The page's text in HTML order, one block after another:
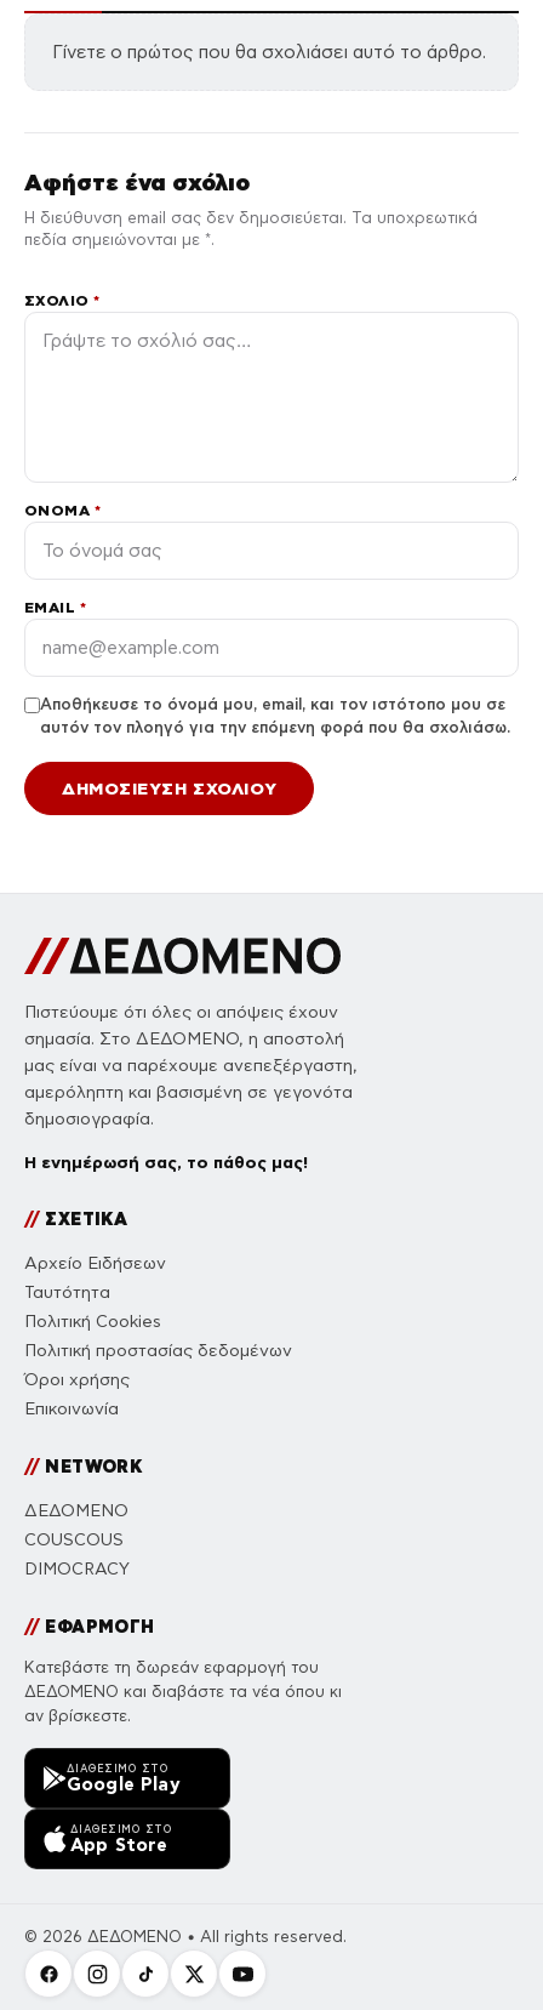
Γίνετε ο πρώτος που θα σχολιάσει αυτό το άρθρο.
Αφήστε ένα σχόλιο
Η διεύθυνση email σας δεν δημοσιεύεται. Τα υποχρεωτικά
πεδία σημειώνονται με *.
ΣΧΌΛΙΟ*
ΌΝΟΜΑ *
EMAIL *
Αποθήκευσε το όνομά μου, email, και τον ιστότοπο μου σε
αυτόν τον πλοηγό για την επόμενη φορά που θα σχολιάσω.
Πιστεύουμε ότι όλες οι απόψεις έχουν
σημασία. Στο ΔΕΔΟΜΕΝΟ, η αποστολή
μας είναι να παρέχουμε ανεπεξέργαστη,
αμερόληπτη και βασισμένη σε γεγονότα
δημοσιογραφία.
Η ενημέρωσή σας, το πάθος μας!
//ΣΧΕΤΙΚΑ
Αρχείο Ειδήσεων
Ταυτότητα
Πολιτική Cookies
Πολιτική προστασίας δεδομένων
Όροι χρήσης
Επικοινωνία
//NETWORK
ΔΕΔΟΜΕΝΟ
COUSCOUS
DIMOCRACY
//ΕΦΑΡΜΟΓΗ
Κατεβάστε τη δωρεάν εφαρμογή του
ΔΕΔΟΜΕΝΟ και διαβάστε τα νέα όπου κι
αν βρίσκεστε.
ΔΙΑΘΈΣΙΜΟ ΣΤΟ
Google Play
ΔΙΑΘΈΣΙΜΟ ΣΤΟ
App Store
© 2026 ΔΕΔΟΜΕΝΟ • All rights reserved.